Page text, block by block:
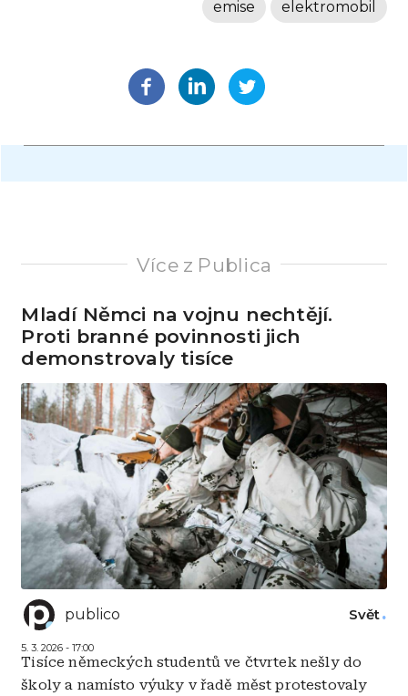
elektromobil
emise
Více z Publica
Mladí Němci na vojnu nechtějí.
Proti branné povinnosti jich
demonstrovaly tisíce
publico
5. 3. 2026 - 17:00
Svět
Tisíce německých studentů ve čtvrtek nešly do
školy a namísto výuky v řadě měst protestovaly